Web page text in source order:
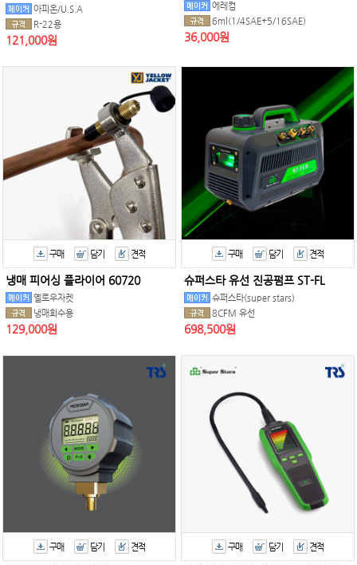
아피온/U.S.A
R-22용
121,000원
에레컴
6ml(1/4SAE+5/16SAE)
36,000원
구매 담기 견적
냉매 피어싱 플라이어 60720
옐로우자켓
냉매회수용
129,000원
구매 담기 견적
슈퍼스타 유선 진공펌프 ST-FL
슈퍼스타(super stars)
8CFM 유선
698,500원
구매 담기 견적 구매 담기 견적